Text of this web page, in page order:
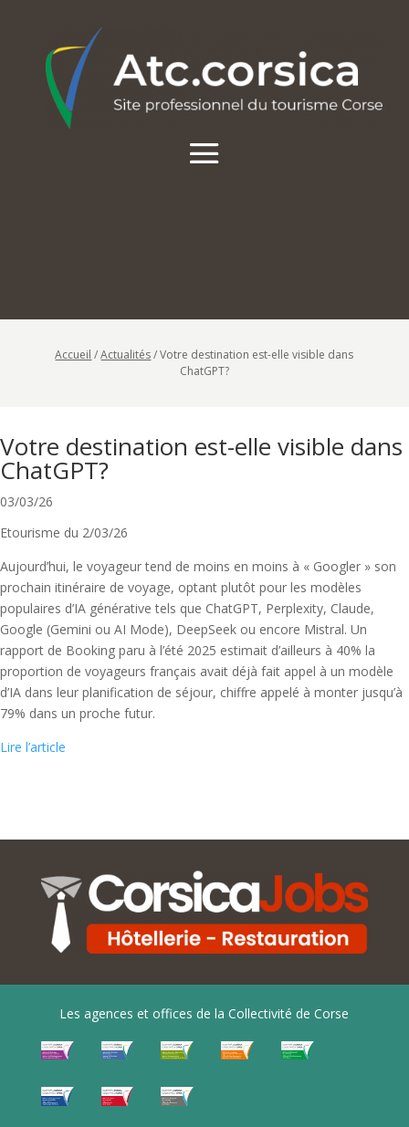
Accueil /Actualités/Votre destination est-elle visible dans
ChatGPT?
Votre destination est-elle visible dans
ChatGPT?
03/03/26
Etourisme du 2/03/26
Aujourd’hui, le voyageur tend de moins en moins à « Googler » son
prochain itinéraire de voyage, optant plutôt pour les modèles
populaires d’IA générative tels que ChatGPT, Perplexity, Claude,
Google (Gemini ou AI Mode), DeepSeek ou encore Mistral. Un
rapport de Booking paru à l’été 2025 estimait d’ailleurs à 40% la
proportion de voyageurs français avait déjà fait appel à un modèle
d’IA dans leur planification de séjour, chiffre appelé à monter jusqu’à
79% dans un proche futur.
Lire l’article
Les agences et offices de la Collectivité de Corse